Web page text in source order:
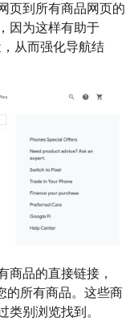
页到所有商品网页的
，因为这样有助于
从而强化导航结
商品的直接链接，
的所有商品。这些商
别浏览找到。